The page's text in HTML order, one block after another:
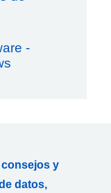
-
y
datos,